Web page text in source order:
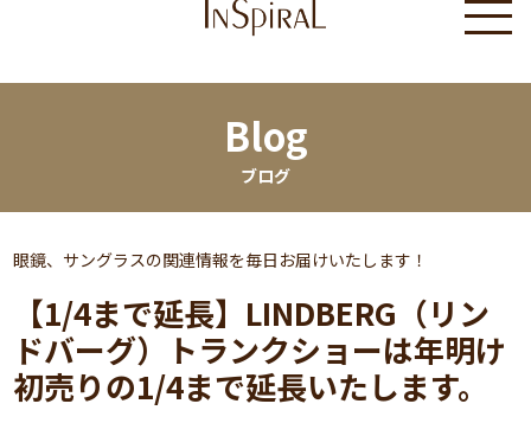
Blog
ブログ
眼鏡、サングラスの関連情報を毎日お届けいたします！
【1/4まで延長】LINDBERG（リン
ドバーグ）トランクショーは年明け
初売りの1/4まで延長いたします。